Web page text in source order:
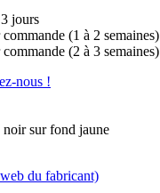
jours
commande (1 à 2 semaines)
commande (2 à 3 semaines)
nous !
sur fond jaune
du fabricant)